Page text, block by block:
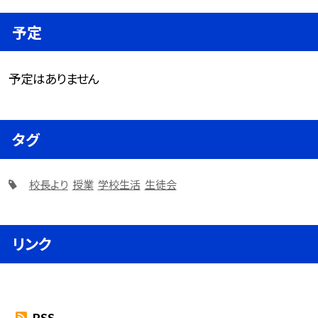
予定
予定はありません
タグ
校長より 授業 学校生活 生徒会
リンク